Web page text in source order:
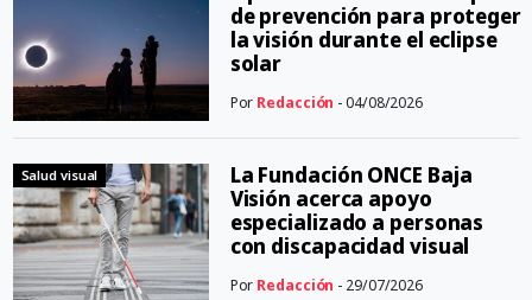
de prevención para proteger
la visión durante el eclipse
solar
Por Redacción - 04/08/2026
Salud visual
La Fundación ONCE Baja
Visión acerca apoyo
especializado a personas
con discapacidad visual
Por Redacción - 29/07/2026